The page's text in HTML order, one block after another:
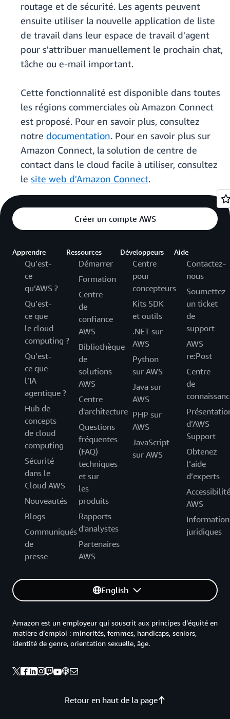
routage et de sécurité. Les agents peuvent
ensuite utiliser la nouvelle application de liste
de travail dans leur espace de travail d'agent
pour s'attribuer manuellement le prochain chat,
tâche ou e-mail important.
Cette fonctionnalité est disponible dans toutes
les régions commerciales où Amazon Connect
est proposé. Pour en savoir plus, consultez
notre documentation. Pour en savoir plus sur
Amazon Connect, la solution de centre de
contact dans le cloud facile à utiliser, consultez
le site web d'Amazon Connect.
Créer un compte AWS
Apprendre
Qu’est-
ce
qu’AWS ?
Qu’est-
ce que
le cloud
computing ?
Qu’est-
ce que
l’IA
agentique ?
Hub de
concepts
de cloud
computing
Sécurité
dans le
Cloud AWS
Nouveautés
Blogs
Communiqués
de
presse
Ressources
Démarrer
Formation
Centre
de
confiance
AWS
Bibliothèque
de
solutions
AWS
Centre
d'architecture
Questions
fréquentes
(FAQ)
techniques
et sur
les
produits
Rapports
d'analystes
Partenaires
AWS
Développeurs
Centre
pour
concepteurs
Kits SDK
et outils
.NET sur
AWS
Python
sur AWS
Java sur
AWS
PHP sur
AWS
JavaScript
sur AWS
Aide
Contactez-
nous
Soumettez
un ticket
de
support
AWS
re:Post
Centre
de
d’AWS
Support
Obtenez
l’aide
d’experts
Accessibilité
AWS
juridiques
English
Retour en haut de la page
Amazon est un employeur qui souscrit aux principes d’équité en
matière d’emploi : minorités, femmes, handicaps, seniors,
identité de genre, orientation sexuelle, âge.